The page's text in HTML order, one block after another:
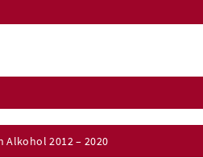
Alkohol 2012 – 2020